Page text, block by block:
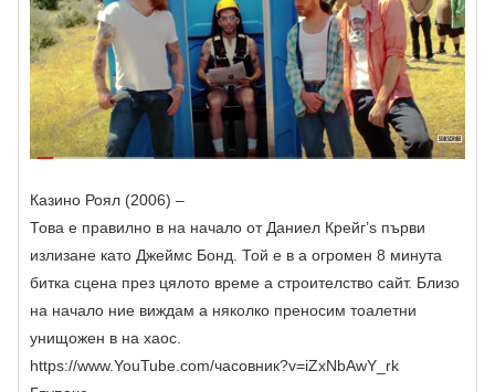
Казино Роял (2006) –
Това е правилно в на начало от Даниел Крейг’s първи
излизане като Джеймс Бонд. Той е в a огромен 8 минута
битка сцена през цялото време a строителство сайт. Близо
на начало ние виждам a няколко преносим тоалетни
унищожен в на хаос.
https://www.YouTube.com/часовник?v=iZxNbAwY_rk